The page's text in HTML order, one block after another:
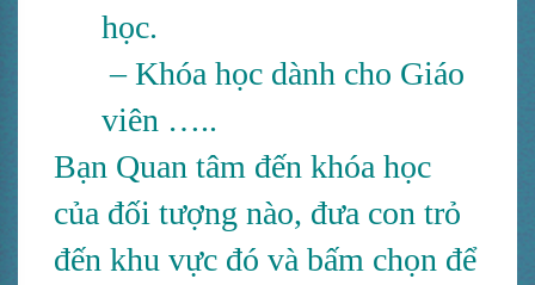
học.
– Khóa học dành cho Giáo
viên …..
Bạn Quan tâm đến khóa học
của đối tượng nào, đưa con trỏ
đến khu vực đó và bấm chọn để